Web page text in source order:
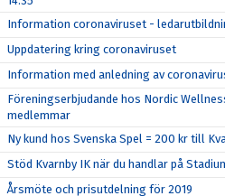
Information coronaviruset -
Uppdatering kring coronaviruset
Information med anledning av
Föreningserbjudande hos Nordic
medlemmar
Ny kund hos Svenska Spel = 200 kr till
Stöd Kvarnby IK när du handlar på
Årsmöte och prisutdelning för 2019